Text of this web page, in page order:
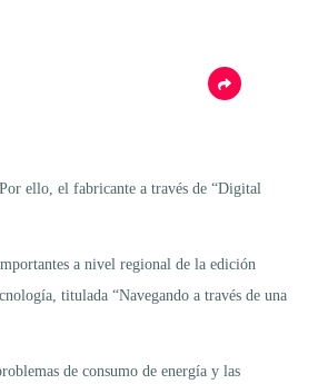
ello, el fabricante a través de “Digital
a nivel regional de la edición
titulada “Navegando a través de una
de consumo de energía y las